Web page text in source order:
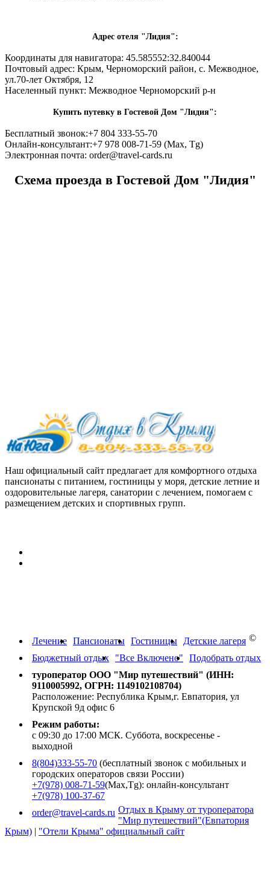
Адрес отеля "Лидия":
Координаты для навигатора: 45.585552:32.840044
Почтовый адрес: Крым, Черноморский район, с. Межводное,
ул.70-лет Октября, 12
Населенный пункт: Межводное Черноморский р-н
Купить путевку в Гостевой Дом "Лидия":
Бесплатный звонок:+7 804 333-55-70
Онлайн-консультант:+7 978 008-71-59 (Max, Tg)
Электронная почта: order@travel-cards.ru
Схема проезда в Гостевой Дом "Лидия"
Наш официальный сайт предлагает для комфортного отдыха
пансионаты с питанием, гостиницы у моря, детские летние и
оздоровительные лагеря, санатории с лечением, помогаем с
размещением детских и спортивных групп.
Лечение Пансионаты Гостиницы
Детские лагеря
Бюджетный отдых
"Все Включено"
Подобрать отдых
туроператор ООО "Мир путешествий" (ИНН:
9110005992, ОГРН: 1149102108704)
Расположение: Республика Крым,г. Евпатория, ул
Крупской 9д офис 6
Режим работы:
с 09:30 до 17:00 МСК. Суббота, воскресенье -
выходной
8(804)333-55-70 (бесплатный звонок с мобильных и
городских операторов связи России)
+7(978) 008-71-59(Max,Tg): онлайн-консультант
+7(978) 100-37-67
order@travel-cards.ru
©
Отдых в Крыму от туроператора
"Мир путешествий"(Евпатория
Крым) | "Отели Крыма" официальный сайт